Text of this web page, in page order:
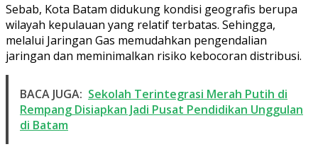
Sebab, Kota Batam didukung kondisi geografis berupa
wilayah kepulauan yang relatif terbatas. Sehingga,
melalui Jaringan Gas memudahkan pengendalian
jaringan dan meminimalkan risiko kebocoran distribusi.
BACA JUGA: Sekolah Terintegrasi Merah Putih di
Rempang Disiapkan Jadi Pusat Pendidikan Unggulan
di Batam